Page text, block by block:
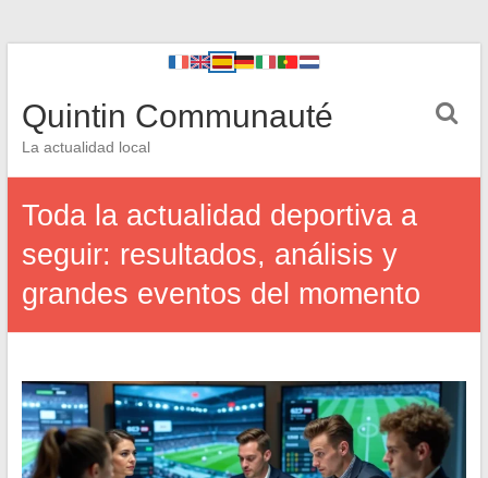
Quintin Communauté
La actualidad local
Toda la actualidad deportiva a
seguir: resultados, análisis y
grandes eventos del momento